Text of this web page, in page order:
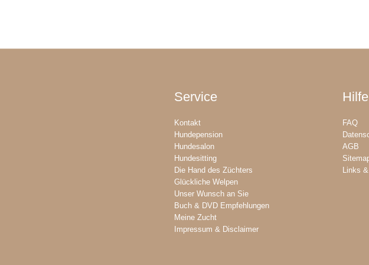
Service
Kontakt
Hundepension
Hundesalon
Hundesitting
Die Hand des Züchters
Glückliche Welpen
Unser Wunsch an Sie
Buch & DVD Empfehlungen
Meine Zucht
Impressum & Disclaimer
FAQ
AGB
Links